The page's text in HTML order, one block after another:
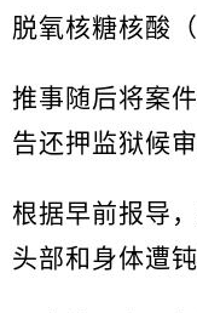
脱氧核糖核酸
推事随后将案
告还押监狱候审
根据早前报导
头部和身体遭